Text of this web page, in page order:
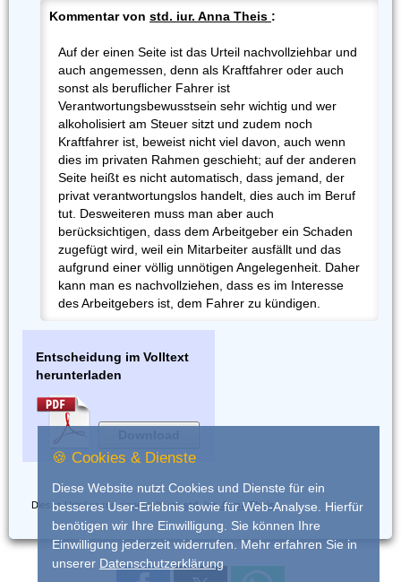
Kommentar von std. iur. Anna Theis :
Auf der einen Seite ist das Urteil nachvollziehbar und
auch angemessen, denn als Kraftfahrer oder auch
sonst als beruflicher Fahrer ist
Verantwortungsbewusstsein sehr wichtig und wer
alkoholisiert am Steuer sitzt und zudem noch
Kraftfahrer ist, beweist nicht viel davon, auch wenn
dies im privaten Rahmen geschieht; auf der anderen
Seite heißt es nicht automatisch, dass jemand, der
privat verantwortungslos handelt, dies auch im Beruf
tut. Desweiteren muss man aber auch
berücksichtigen, dass dem Arbeitgeber ein Schaden
zugefügt wird, weil ein Mitarbeiter ausfällt und das
aufgrund einer völlig unnötigen Angelegenheit. Daher
kann man es nachvollziehen, dass es im Interesse
des Arbeitgebers ist, dem Fahrer zu kündigen.
Entscheidung im Volltext
herunterladen
Dieses Urteil wurde eingestellt vonstd. iur. Anna Theis
🍪 Cookies & Dienste
Diese Website nutzt Cookies und Dienste für ein
besseres User-Erlebnis sowie für Web-Analyse. Hierfür
benötigen wir Ihre Einwilligung. Sie können Ihre
Einwilligung jederzeit widerrufen. Mehr erfahren Sie in
unserer Datenschutzerklärung